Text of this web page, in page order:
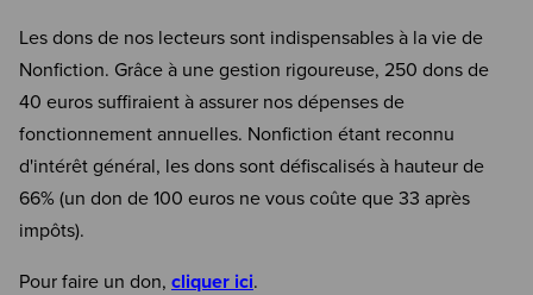
Les dons de nos lecteurs sont indispensables à la vie de
Nonfiction. Grâce à une gestion rigoureuse, 250 dons de
40 euros suffiraient à assurer nos dépenses de
fonctionnement annuelles. Nonfiction étant reconnu
d'intérêt général, les dons sont défiscalisés à hauteur de
66% (un don de 100 euros ne vous coûte que 33 après
impôts).
Pour faire un don, cliquer ici.